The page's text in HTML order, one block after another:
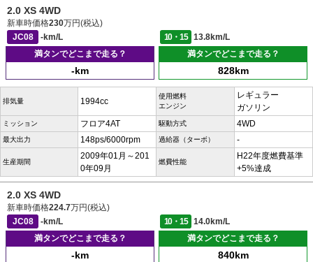
2.0 XS 4WD
新車時価格230万円(税込)
JC08
-km/L 10・15
13.8km/L
満タンでどこまで走る？
-km
満タンでどこまで走る？
828km
排気量 1994cc
使用燃料
エンジン
レギュラー
ガソリン
ミッション フロア4AT 駆動方式 4WD
最大出力 148ps/6000rpm 過給器（ターボ） -
生産期間
2009年01月～201
0年09月
燃費性能
H22年度燃費基準
+5%達成
2.0 XS 4WD
新車時価格224.7万円(税込)
JC08
-km/L 10・15
14.0km/L
満タンでどこまで走る？
-km
満タンでどこまで走る？
840km